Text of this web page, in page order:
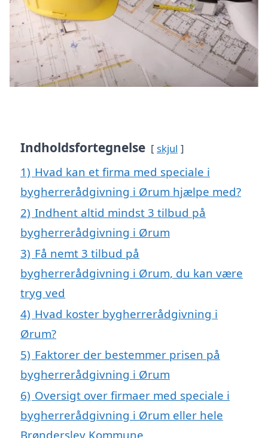
Indholdsfortegnelse skjul
1) Hvad kan et firma med speciale i
bygherrerådgivning i Ørum hjælpe med?
2) Indhent altid mindst 3 tilbud på
bygherrerådgivning i Ørum
3) Få nemt 3 tilbud på
bygherrerådgivning i Ørum, du kan være
tryg ved
4) Hvad koster bygherrerådgivning i
Ørum?
5) Faktorer der bestemmer prisen på
bygherrerådgivning i Ørum
6) Oversigt over firmaer med speciale i
bygherrerådgivning i Ørum eller hele
Brønderslev Kommune